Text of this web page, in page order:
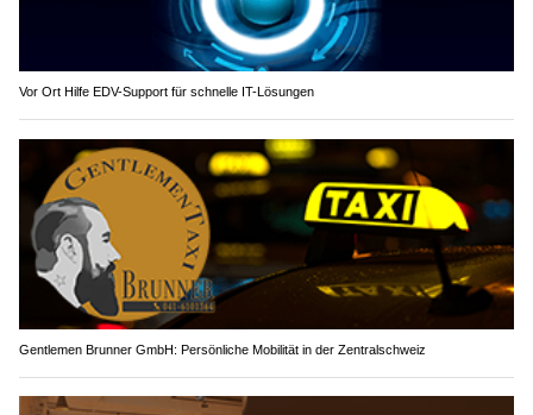
Vor Ort Hilfe EDV-Support für schnelle IT-Lösungen
Gentlemen Brunner GmbH: Persönliche Mobilität in der Zentralschweiz